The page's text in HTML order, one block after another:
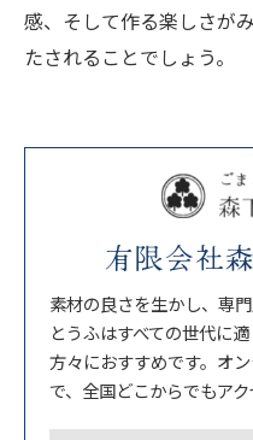
感、そして作る楽しさが
たされることでしょう。
有限会社
素材の良さを生かし、専
とうふはすべての世代に
方々におすすめです。オ
で、全国どこからでもアク